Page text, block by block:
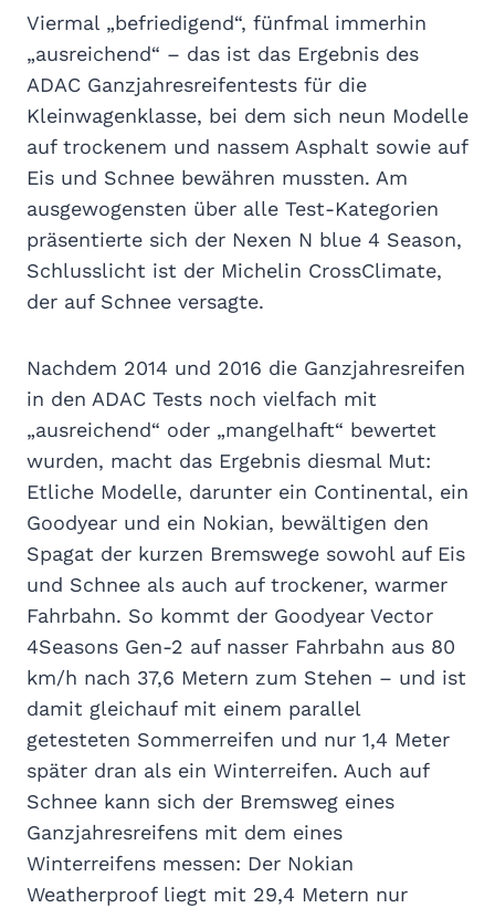
Viermal „befriedigend“, fünfmal immerhin
„ausreichend“ – das ist das Ergebnis des
ADAC Ganzjahresreifentests für die
Kleinwagenklasse, bei dem sich neun Modelle
auf trockenem und nassem Asphalt sowie auf
Eis und Schnee bewähren mussten. Am
ausgewogensten über alle Test-Kategorien
präsentierte sich der Nexen N blue 4 Season,
Schlusslicht ist der Michelin CrossClimate,
der auf Schnee versagte.
Nachdem 2014 und 2016 die Ganzjahresreifen
in den ADAC Tests noch vielfach mit
„ausreichend“ oder „mangelhaft“ bewertet
wurden, macht das Ergebnis diesmal Mut:
Etliche Modelle, darunter ein Continental, ein
Goodyear und ein Nokian, bewältigen den
Spagat der kurzen Bremswege sowohl auf Eis
und Schnee als auch auf trockener, warmer
Fahrbahn. So kommt der Goodyear Vector
4Seasons Gen-2 auf nasser Fahrbahn aus 80
km/h nach 37,6 Metern zum Stehen – und ist
damit gleichauf mit einem parallel
getesteten Sommerreifen und nur 1,4 Meter
später dran als ein Winterreifen. Auch auf
Schnee kann sich der Bremsweg eines
Ganzjahresreifens mit dem eines
Winterreifens messen: Der Nokian
Weatherproof liegt mit 29,4 Metern nur